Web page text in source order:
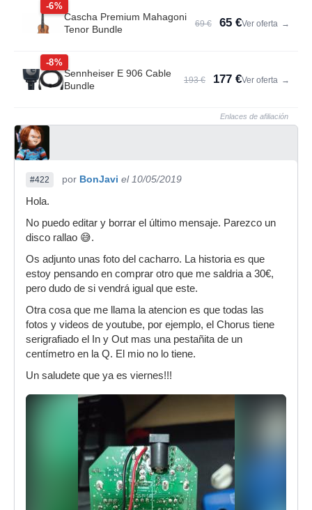
-6%
Cascha Premium Mahagoni
Tenor Bundle
69 € 65 €Ver oferta →
-8%
Sennheiser E 906 Cable
Bundle
193 € 177 €Ver oferta →
Enlaces de afiliación
#422 por BonJavi el 10/05/2019
Hola.
No puedo editar y borrar el último mensaje. Parezco un
disco rallao 😅.
Os adjunto unas foto del cacharro. La historia es que
estoy pensando en comprar otro que me saldria a 30€,
pero dudo de si vendrá igual que este.
Otra cosa que me llama la atencion es que todas las
fotos y videos de youtube, por ejemplo, el Chorus tiene
serigrafiado el In y Out mas una pestañita de un
centímetro en la Q. El mio no lo tiene.
Un saludete que ya es viernes!!!